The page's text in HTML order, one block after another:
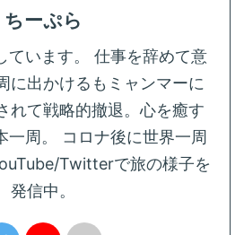
ちーぷら
ています。 仕事を辞めて意
に出かけるもミャンマーに
れて戦略的撤退。心を癒す
一周。 コロナ後に世界一周
Twitterで旅の様子を
発信中。